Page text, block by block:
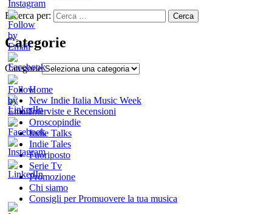
Ricerca per:
Categorie
Categorie
Home
New Indie Italia Music Week
Interviste e Recensioni
Oroscopindie
Indie Talks
Indie Tales
Fuoriposto
Serie Tv
Promozione
Chi siamo
Consigli per Promuovere la tua musica